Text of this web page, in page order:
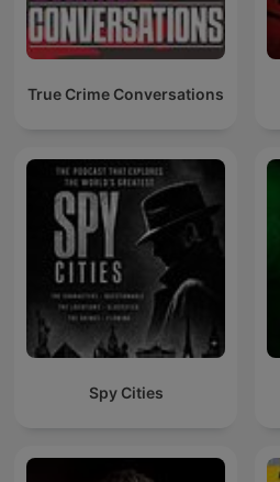
True Crime Conversations
Spy Cities